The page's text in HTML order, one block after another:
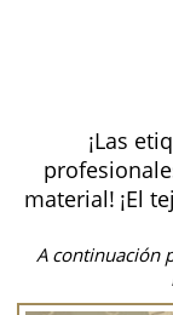
¡Las
material! ¡El
A continuación